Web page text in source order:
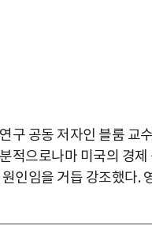
구 공동 저자인 블룸 교
적으로나마 미국의 경
인임을 거듭 강조했다.